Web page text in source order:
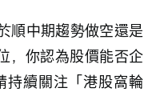
順中期趨勢做空還是
，你認為股價能否企
持續關注「港股窩輪